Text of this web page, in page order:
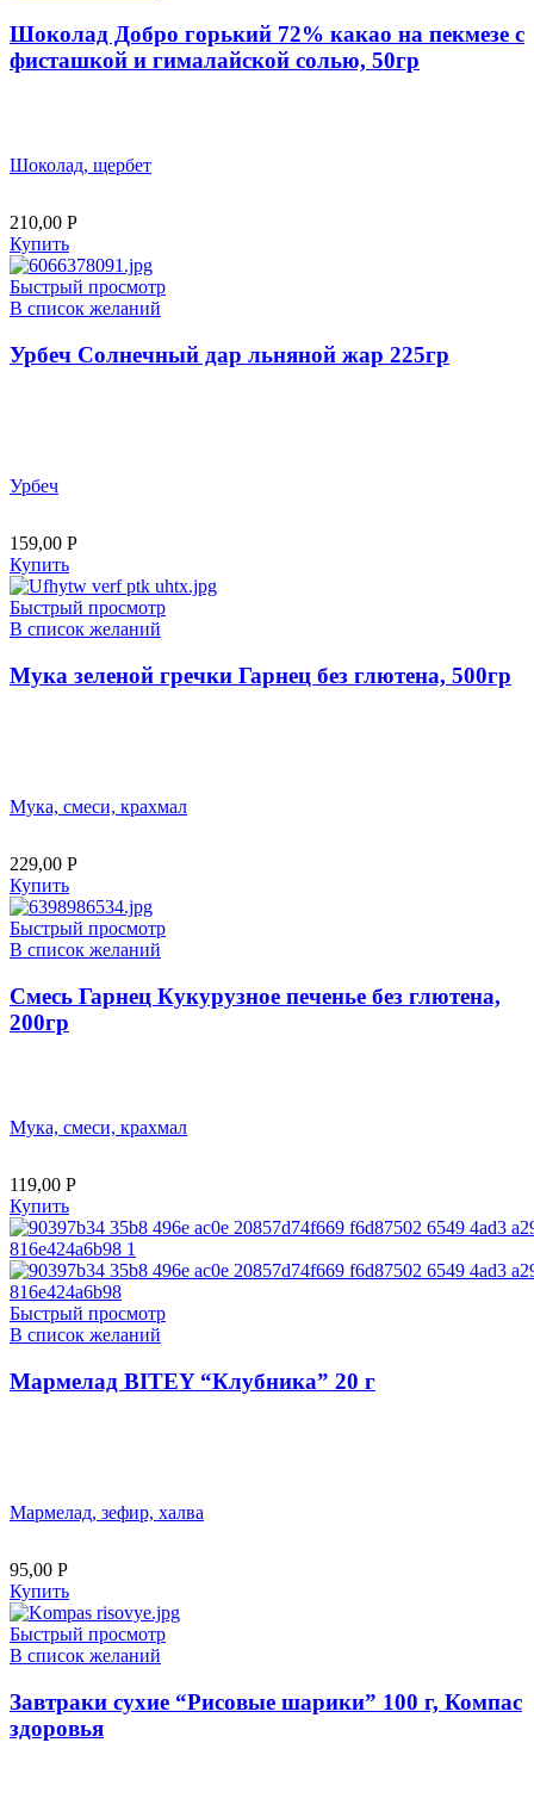
Шоколад Добро горький 72% какао на пекмезе с
фисташкой и гималайской солью, 50гр
Шоколад, щербет
210,00 Р
Купить
Быстрый просмотр
В список желаний
Урбеч Солнечный дар льняной жар 225гр
Урбеч
159,00 Р
Купить
Быстрый просмотр
В список желаний
Мука зеленой гречки Гарнец без глютена, 500гр
Мука, смеси, крахмал
229,00 Р
Купить
Быстрый просмотр
В список желаний
Смесь Гарнец Кукурузное печенье без глютена,
200гр
Мука, смеси, крахмал
119,00 Р
Купить
Быстрый просмотр
В список желаний
Мармелад BITEY “Клубника” 20 г
Мармелад, зефир, халва
95,00 Р
Купить
Быстрый просмотр
В список желаний
Завтраки сухие “Рисовые шарики” 100 г, Компас
здоровья